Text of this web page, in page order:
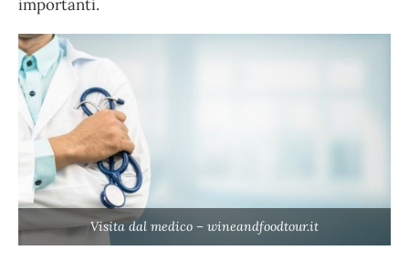
importanti.
Visita dal medico – wineandfoodtour.it